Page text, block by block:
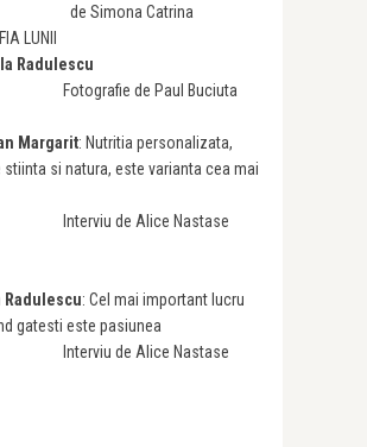
Catrina
LUNII
Radulescu
de Paul Buciuta
Margarit: Nutritia personalizata,
stiinta si natura, este varianta cea mai
de Alice Nastase
Radulescu: Cel mai important lucru
gatesti este pasiunea
de Alice Nastase